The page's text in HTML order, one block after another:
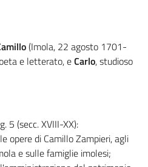
(Imola, 22 agosto 1701-
e letterato, eCarlo, studioso
5 (secc. XVIII-XX):
opere di Camillo Zampieri, agli
e sulle famiglie imolesi;